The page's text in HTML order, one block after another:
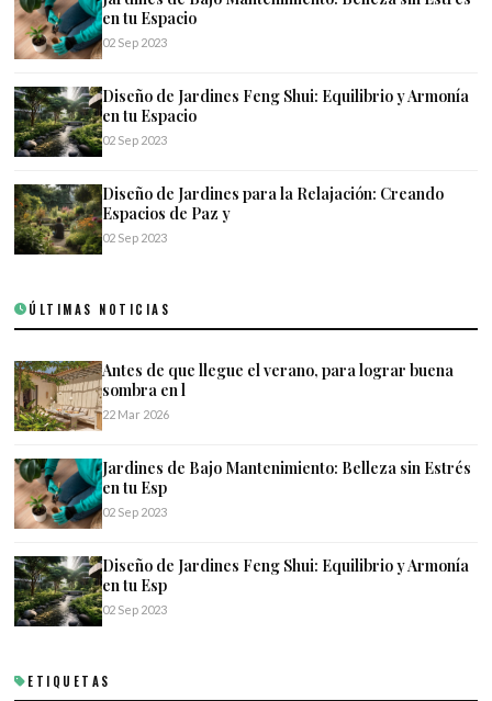
en tu Espacio
02 Sep 2023
Diseño de Jardines Feng Shui: Equilibrio y Armonía
en tu Espacio
02 Sep 2023
Diseño de Jardines para la Relajación: Creando
Espacios de Paz y
02 Sep 2023
ÚLTIMAS NOTICIAS
Antes de que llegue el verano, para lograr buena
sombra en l
22 Mar 2026
Jardines de Bajo Mantenimiento: Belleza sin Estrés
en tu Esp
02 Sep 2023
Diseño de Jardines Feng Shui: Equilibrio y Armonía
en tu Esp
02 Sep 2023
ETIQUETAS